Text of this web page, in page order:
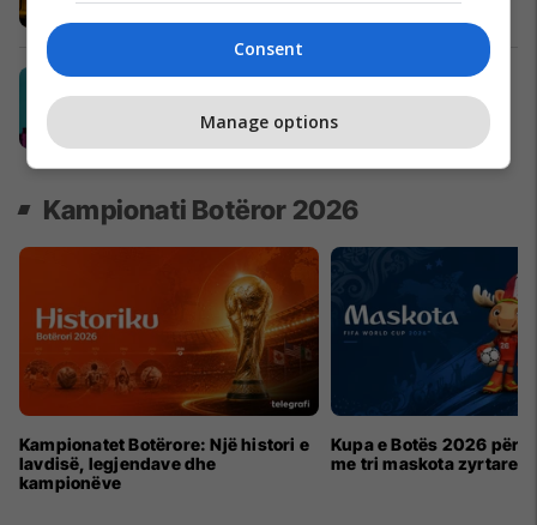
Swinto – Financimi digjital në pak
Swinto
Kampionati Botëror 2026
Kampionatet Botërore: Një histori e
lavdisë, legjendave dhe
kampionëve
Kupa e Botës 2026 për
me tri maskota zyrtare
Consent
Manage options